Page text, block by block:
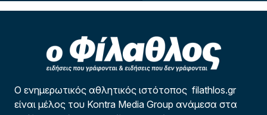
Ο ενημερωτικός αθλητικός ιστότοπος filathlos.gr
είναι μέλος του Kontra Media Group ανάμεσα στα